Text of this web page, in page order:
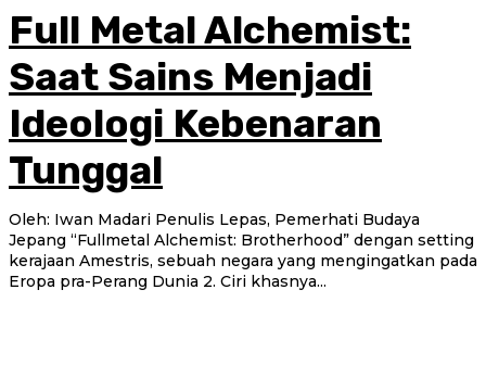
Full Metal Alchemist:
Saat Sains Menjadi
Ideologi Kebenaran
Tunggal
Oleh: Iwan Madari Penulis Lepas, Pemerhati Budaya
Jepang “Fullmetal Alchemist: Brotherhood” dengan setting
kerajaan Amestris, sebuah negara yang mengingatkan pada
Eropa pra-Perang Dunia 2. Ciri khasnya...